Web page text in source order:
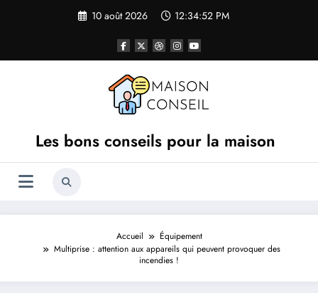
10 août 2026 12:34:53 PM
Les bons conseils pour la maison
Accueil
Équipement
Multiprise : attention aux appareils qui peuvent provoquer des
incendies !